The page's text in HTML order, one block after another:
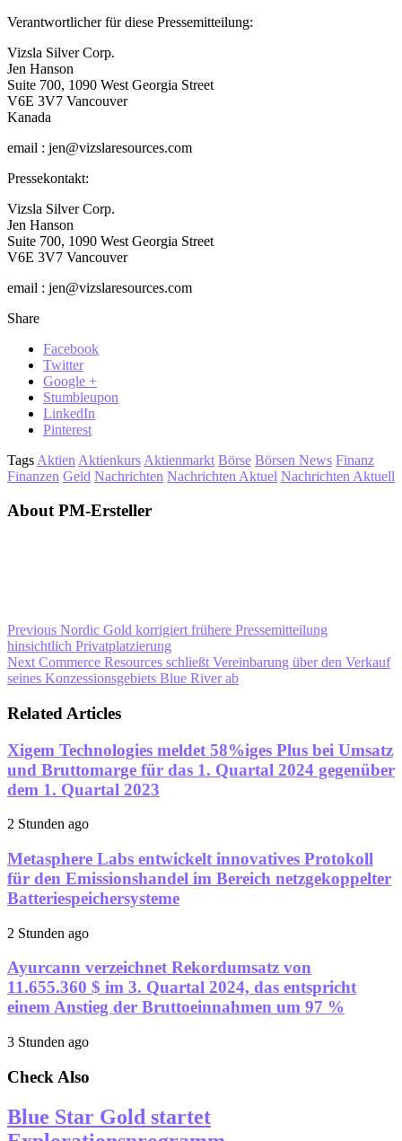
Verantwortlicher für diese Pressemitteilung:
Vizsla Silver Corp.
Jen Hanson
Suite 700, 1090 West Georgia Street
V6E 3V7 Vancouver
Kanada
email : jen@vizslaresources.com
Pressekontakt:
Vizsla Silver Corp.
Jen Hanson
Suite 700, 1090 West Georgia Street
V6E 3V7 Vancouver
email : jen@vizslaresources.com
Share
Facebook
Twitter
Google +
Stumbleupon
LinkedIn
Pinterest
Tags Aktien Aktienkurs Aktienmarkt Börse Börsen News Finanz
Finanzen Geld Nachrichten Nachrichten Aktuel Nachrichten Aktuell
About PM-Ersteller
Previous Nordic Gold korrigiert frühere Pressemitteilung
hinsichtlich Privatplatzierung
Next Commerce Resources schließt Vereinbarung über den Verkauf
seines Konzessionsgebiets Blue River ab
Related Articles
Xigem Technologies meldet 58%iges Plus bei Umsatz
und Bruttomarge für das 1. Quartal 2024 gegenüber
dem 1. Quartal 2023
2 Stunden ago
Metasphere Labs entwickelt innovatives Protokoll
für den Emissionshandel im Bereich netzgekoppelter
Batteriespeichersysteme
2 Stunden ago
Ayurcann verzeichnet Rekordumsatz von
11.655.360 $ im 3. Quartal 2024, das entspricht
einem Anstieg der Bruttoeinnahmen um 97 %
3 Stunden ago
Check Also
Blue Star Gold startet